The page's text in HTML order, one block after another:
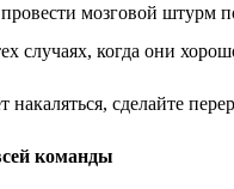
мозговой штурм
случаях, когда они
накаляться, сделайте
команды